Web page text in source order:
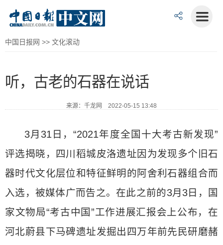
中国日报网 >> 文化滚动
听，古老的石器在说话
来源：千龙网 2022-05-15 13:48
3月31日，“2021年度全国十大考古新发现”
评选揭晓，四川稻城皮洛遗址因为发现多个旧石
器时代文化层位和特征鲜明的阿舍利石器组合而
入选，被媒体广而告之。在此之前的3月3日，国
家文物局“考古中国”工作进展汇报会上公布，在
河北蔚县下马碑遗址发掘出四万年前先民研磨赭